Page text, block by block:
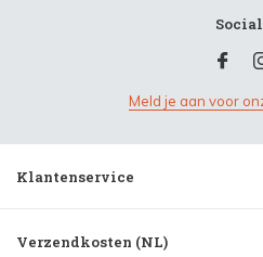
Meld je aan voor
Klantenservice
Verzendkosten (NL)